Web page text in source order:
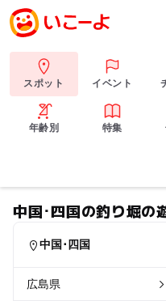
スポット イベント
年齢別 特集
中国･四国の釣り堀の
中国･四国
広島県